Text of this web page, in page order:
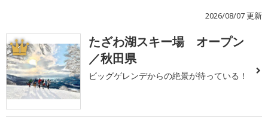
2026/08/07 更新
1
たざわ湖スキー場 オープン
／秋田県
ビッグゲレンデからの絶景が待っている！